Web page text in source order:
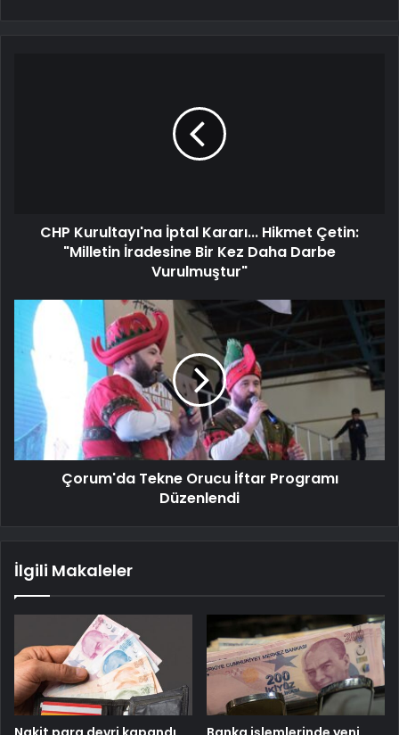
CHP Kurultayı'na İptal Kararı... Hikmet Çetin:
"Milletin İradesine Bir Kez Daha Darbe
Vurulmuştur"
Çorum'da Tekne Orucu İftar Programı
Düzenlendi
İlgili Makaleler